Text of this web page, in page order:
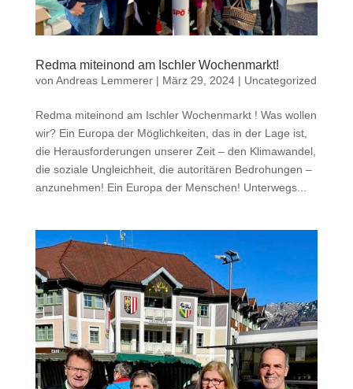
Redma miteinond am Ischler Wochenmarkt!
von Andreas Lemmerer| März 29, 2024| Uncategorized
Redma miteinond am Ischler Wochenmarkt ! Was wollen
wir? Ein Europa der Möglichkeiten, das in der Lage ist,
die Herausforderungen unserer Zeit – den Klimawandel,
die soziale Ungleichheit, die autoritären Bedrohungen –
anzunehmen! Ein Europa der Menschen! Unterwegs...